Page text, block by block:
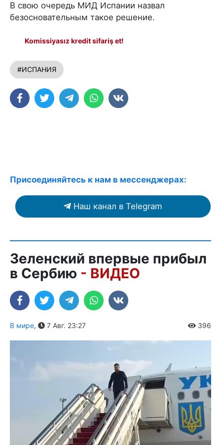
В свою очередь МИД Испании назвал
безосновательным такое решение.
Komissiyasız kredit sifariş et!
#ИСПАНИЯ
Присоединяйтесь к нам в мессенджерах:
Наш канал в Telegram
Зеленский впервые прибыл
в Сербию - ВИДЕО
В мире, 7 Авг. 23:27 396